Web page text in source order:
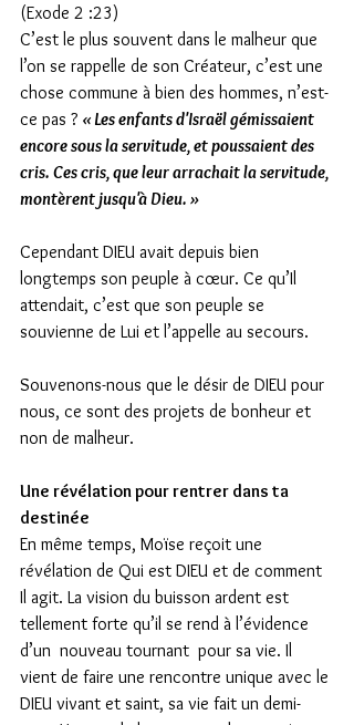
(Exode 2 :23)
C’est le plus souvent dans le malheur que
l’on se rappelle de son Créateur, c’est une
chose commune à bien des hommes, n’est-
ce pas ? « Les enfants d'Israël gémissaient
encore sous la servitude, et poussaient des
cris. Ces cris, que leur arrachait la servitude,
montèrent jusqu'à Dieu. »
Cependant DIEU avait depuis bien
longtemps son peuple à cœur. Ce qu’Il
attendait, c’est que son peuple se
souvienne de Lui et l’appelle au secours.
Souvenons-nous que le désir de DIEU pour
nous, ce sont des projets de bonheur et
non de malheur.
Une révélation pour rentrer dans ta
destinée
En même temps, Moïse reçoit une
révélation de Qui est DIEU et de comment
Il agit. La vision du buisson ardent est
tellement forte qu’il se rend à l’évidence
d’un  nouveau tournant  pour sa vie. Il
vient de faire une rencontre unique avec le
DIEU vivant et saint, sa vie fait un demi-